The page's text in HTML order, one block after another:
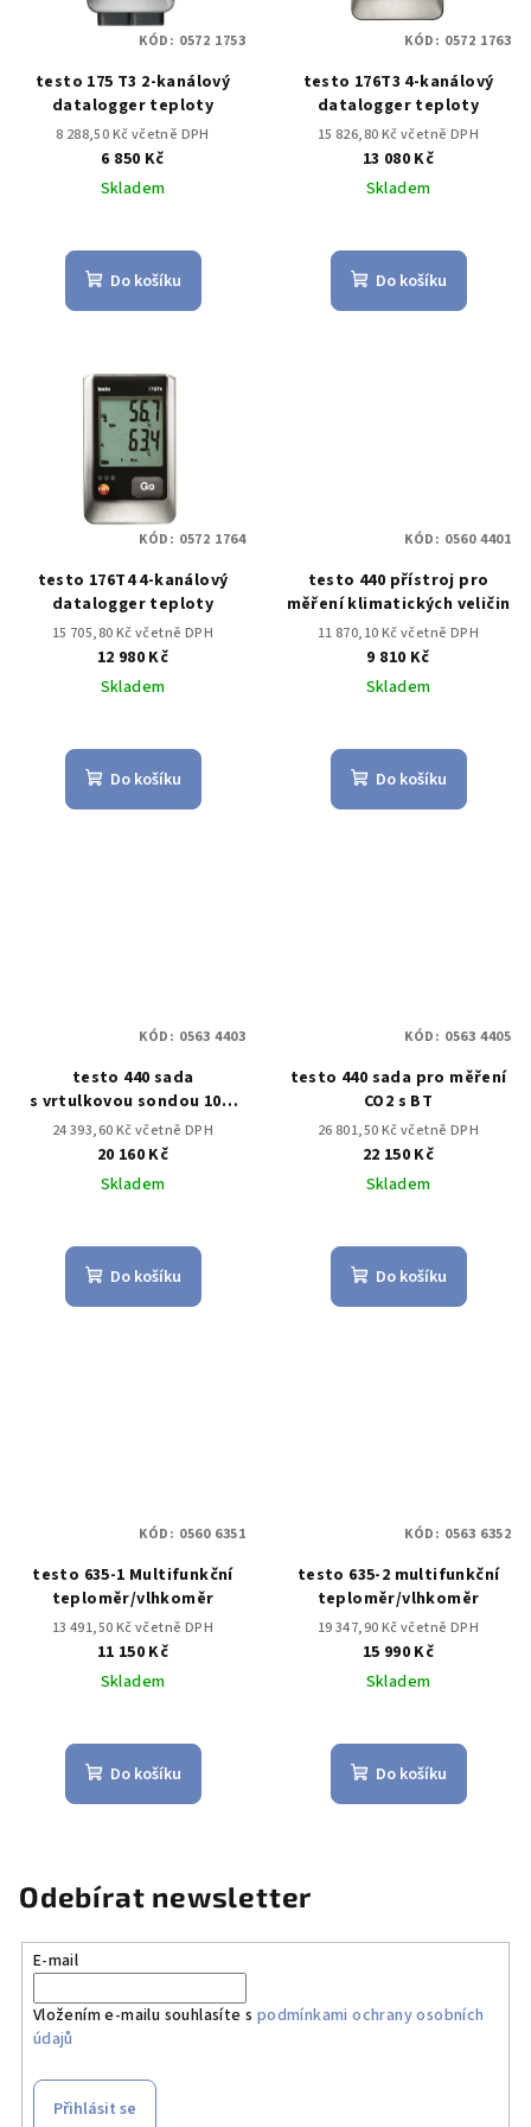
testo 175 T3 2-kanálový
datalogger teploty
8 288,50 Kč včetně DPH
6 850 Kč
Skladem
Do košíku
KÓD: 0572 1753
testo 176T3 4-kanálový
datalogger teploty
15 826,80 Kč včetně DPH
13 080 Kč
Skladem
Do košíku
KÓD: 0572 1763
testo 176T4 4-kanálový
datalogger teploty
15 705,80 Kč včetně DPH
12 980 Kč
Skladem
Do košíku
KÓD: 0572 1764
testo 440 přístroj pro
měření klimatických veličin
11 870,10 Kč včetně DPH
9 810 Kč
Skladem
Do košíku
KÓD: 0560 4401
testo 440 sada
s vrtulkovou sondou 100-
mm s BT
24 393,60 Kč včetně DPH
20 160 Kč
Skladem
Do košíku
KÓD: 0563 4403
testo 440 sada pro měření
CO2 s BT
26 801,50 Kč včetně DPH
22 150 Kč
Skladem
Do košíku
KÓD: 0563 4405
testo 635-1 Multifunkční
teploměr/vlhkoměr
13 491,50 Kč včetně DPH
11 150 Kč
Skladem
Do košíku
KÓD: 0560 6351
testo 635-2 multifunkční
teploměr/vlhkoměr
19 347,90 Kč včetně DPH
15 990 Kč
Skladem
Do košíku
KÓD: 0563 6352
Odebírat newsletter
E-mail
Vložením e-mailu souhlasíte s podmínkami ochrany osobních
údajů
Přihlásit se